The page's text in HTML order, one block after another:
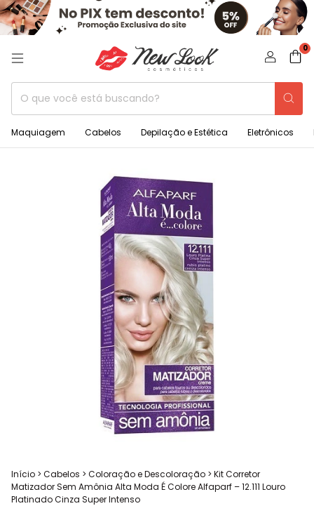
0
Maquiagem Cabelos Depilação e Estética Eletrônicos
Início > Cabelos > Coloração e Descoloração > Kit Corretor
Matizador Sem Amônia Alta Moda É Colore Alfaparf – 12.111 Louro
Platinado Cinza Super Intenso